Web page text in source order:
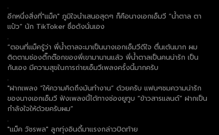
.
อีกหนึ่งสิ่งที่"แม็ค" ภูมิใจนำเสนอสุดๆ ก็คือนางเอกเอ็มวี “น้ำตาล ตา
แป๋ว” นัก TikToker ชื่อดังนั่นเอง
.
“ตอนที่แม็ครู้ว่า พี่น้ำตาลจะมาเป็นนางเอกเอ็มวีดีใจ ตื่นเต้นมาก ผม
ติดตามช่องติ๊กต๊อกของพี่เขามานานแล้ว พี่น้ำตาลเป็นคนน่ารัก เป็น
กันเอง มีความสุขในการถ่ายเอ็มวีเพลงครั้งนี้มากครับ
.
"ฝากเพลง “ให้ความคิดถึงมันทำงาน” ด้วยครับ แฟนๆชมความน่ารัก
ของนางเอกเอ็มวี ฟังเพลงนี้ได้ทางช่องยูทูบ “ข้าวสารแลนด์” ฝากเป็น
กำลังใจให้ด้วยครับผม”
.
"แม็ค วัชรพล" ลูกทุ่งอินดี้มาแรงกล่าวปิดท้าย